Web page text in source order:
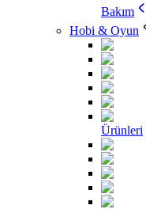
Bakım
Hobi & Oyun
Ürünleri